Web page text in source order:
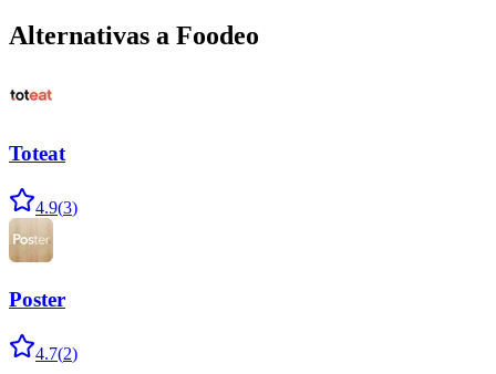
Alternativas a Foodeo
Toteat
4.9(3)
Poster
4.7(2)